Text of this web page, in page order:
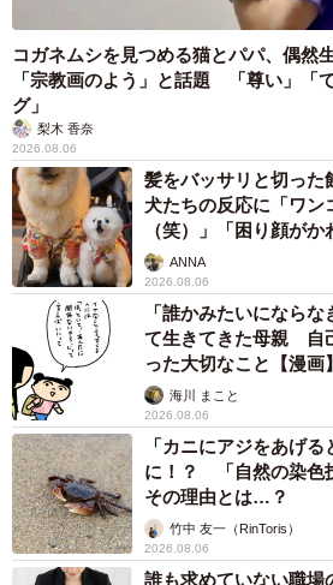
本日のレントゲン写真で、生まれる子猫は3
が生まれてくるのかは、まだわかりません。
るでしょう。
その後、シャム模様の猫は、誰の助
「事故物件」という言葉のイメージに
不動産業者が語る「物件の可能性」を
こと
平藤 清刀
2026.08.06
東京・千代田区の中
歴史ある昌平橋架道
も分かってないし、セ
して」
中将 タカノリ
2026.08.06
もしかすると「下山
幹線の長野県駅 在来
ら走れば間に合うん
係が反響